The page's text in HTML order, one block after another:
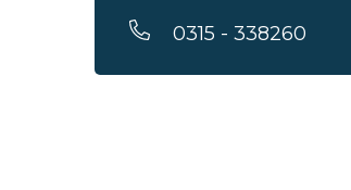
0315 - 338260